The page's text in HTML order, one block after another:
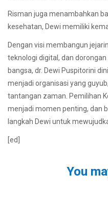
Risman juga menambahkan
kesehatan, Dewi memiliki
Dengan visi membangun
teknologi digital, dan
bangsa, dr. Dewi Puspitorini
menjadi organisasi yang
tantangan zaman. Pemilihan
menjadi momen penting, dan
langkah Dewi untuk
[ed]
You